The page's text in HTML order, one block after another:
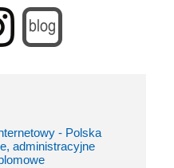
- Polska
administracyjne